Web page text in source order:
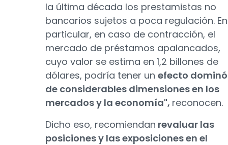
la última década los prestamistas no
bancarios sujetos a poca regulación. En
particular, en caso de contracción, el
mercado de préstamos apalancados,
cuyo valor se estima en 1,2 billones de
dólares, podría tener un efecto dominó
de considerables dimensiones en los
mercados y la economía", reconocen.
Dicho eso, recomiendan revaluar las
posiciones y las exposiciones en el